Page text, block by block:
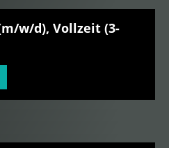
w/d), Vollzeit (3-